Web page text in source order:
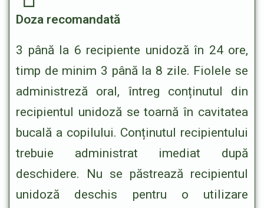
Doza recomandată
3 până la 6 recipiente unidoză în 24 ore,
timp de minim 3 până la 8 zile. Fiolele se
administreză oral, întreg conținutul din
recipientul unidoză se toarnă în cavitatea
bucală a copilului. Conținutul recipientului
trebuie administrat imediat după
deschidere. Nu se păstrează recipientul
unidoză deschis pentru o utilizare